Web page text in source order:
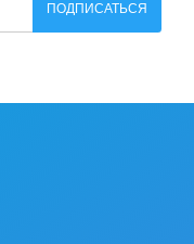
ПОДПИСАТЬСЯ